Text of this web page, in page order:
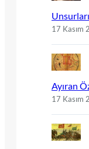
17 Kasım
Ayıran
17 Kasım